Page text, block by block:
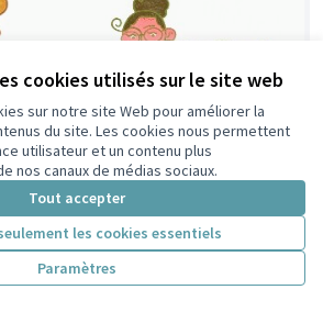
cookies utilisés sur le site web
sur notre site Web pour améliorer la
du site. Les cookies nous permettent
utilisateur et un contenu plus
nos canaux de médias sociaux.
Tout accepter
les cookies essentiels
Paramètres